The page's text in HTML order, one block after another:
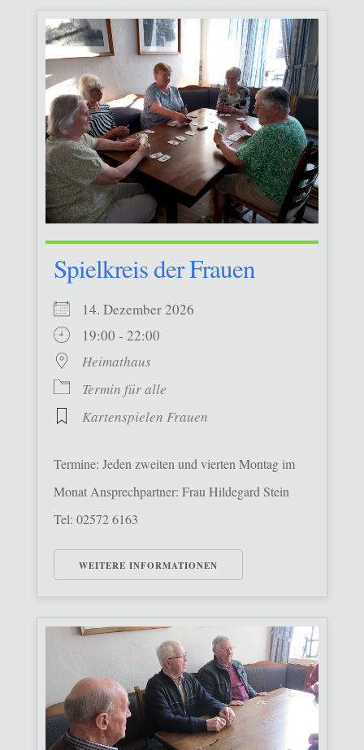
Spielkreis der Frauen
14. Dezember 2026
19:00 - 22:00
Heimathaus
Termin für alle
Kartenspielen Frauen
Termine: Jeden zweiten und vierten Montag im
Monat Ansprechpartner: Frau Hildegard Stein
Tel: 02572 6163
WEITERE INFORMATIONEN